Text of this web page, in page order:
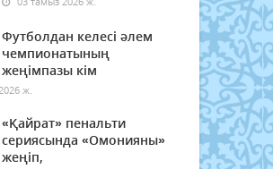
Футболдан келесі әлем
чемпионатының
жеңімпазы кім
ж.
«Қайрат» пенальти
сериясында «Омонияны»
жеңіп,